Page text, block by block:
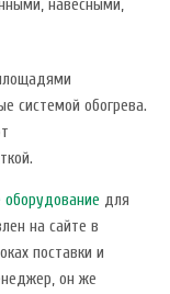
навесными,
системой обогрева.
для
на сайте в
поставки и
он же